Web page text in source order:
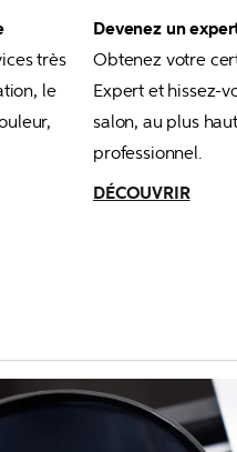
très
le
Devenez un
Obtenez votre
Expert et hissez-
salon, au plus
professionnel.
DÉCOUVRIR